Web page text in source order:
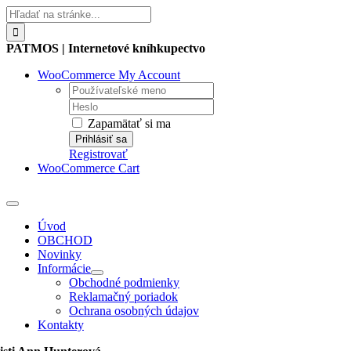
Skip
to
content
Hľadať:
PATMOS | Internetové kníhkupectvo
WooCommerce My Account
Username:
Password:
Zapamätať si ma
Registrovať
WooCommerce Cart
Toggle
Navigation
Úvod
OBCHOD
Novinky
Informácie
Obchodné podmienky
Reklamačný poriadok
Ochrana osobných údajov
Kontakty